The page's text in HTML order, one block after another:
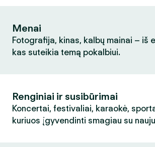
Menai
Fotografija, kinas, kalbų mainai – iš
kas suteikia temą pokalbiui.
Renginiai ir susibūrimai
Koncertai, festivaliai, karaokė,
kuriuos įgyvendinti smagiau su